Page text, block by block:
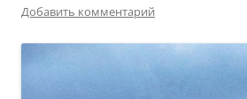
Добавить комментарий